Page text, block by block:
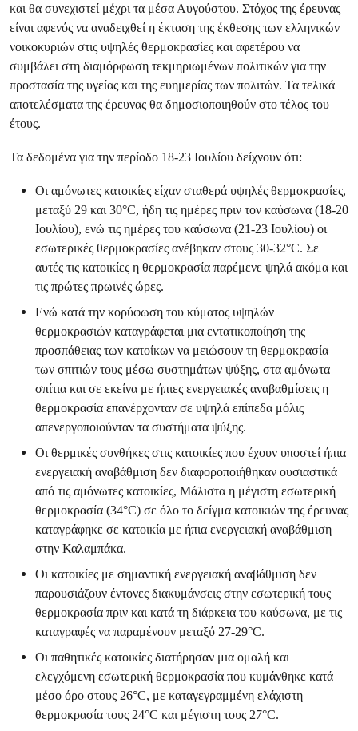
και θα συνεχιστεί μέχρι τα μέσα Αυγούστου. Στόχος της έρευνας
είναι αφενός να αναδειχθεί η έκταση της έκθεσης των ελληνικών
νοικοκυριών στις υψηλές θερμοκρασίες και αφετέρου να
συμβάλει στη διαμόρφωση τεκμηριωμένων πολιτικών για την
προστασία της υγείας και της ευημερίας των πολιτών. Τα τελικά
αποτελέσματα της έρευνας θα δημοσιοποιηθούν στο τέλος του
έτους.
Τα δεδομένα για την περίοδο 18-23 Ιουλίου δείχνουν ότι:
Οι αμόνωτες κατοικίες είχαν σταθερά υψηλές θερμοκρασίες,
μεταξύ 29 και 30°C, ήδη τις ημέρες πριν τον καύσωνα (18-20
Ιουλίου), ενώ τις ημέρες του καύσωνα (21-23 Ιουλίου) οι
εσωτερικές θερμοκρασίες ανέβηκαν στους 30-32°C. Σε
αυτές τις κατοικίες η θερμοκρασία παρέμενε ψηλά ακόμα και
τις πρώτες πρωινές ώρες.
Ενώ κατά την κορύφωση του κύματος υψηλών
θερμοκρασιών καταγράφεται μια εντατικοποίηση της
προσπάθειας των κατοίκων να μειώσουν τη θερμοκρασία
των σπιτιών τους μέσω συστημάτων ψύξης, στα αμόνωτα
σπίτια και σε εκείνα με ήπιες ενεργειακές αναβαθμίσεις η
θερμοκρασία επανέρχονταν σε υψηλά επίπεδα μόλις
απενεργοποιούνταν τα συστήματα ψύξης.
Οι θερμικές συνθήκες στις κατοικίες που έχουν υποστεί ήπια
ενεργειακή αναβάθμιση δεν διαφοροποιήθηκαν ουσιαστικά
από τις αμόνωτες κατοικίες, Μάλιστα η μέγιστη εσωτερική
θερμοκρασία (34°C) σε όλο το δείγμα κατοικιών της έρευνας
καταγράφηκε σε κατοικία με ήπια ενεργειακή αναβάθμιση
στην Καλαμπάκα.
Οι κατοικίες με σημαντική ενεργειακή αναβάθμιση δεν
παρουσιάζουν έντονες διακυμάνσεις στην εσωτερική τους
θερμοκρασία πριν και κατά τη διάρκεια του καύσωνα, με τις
καταγραφές να παραμένουν μεταξύ 27-29°C.
Οι παθητικές κατοικίες διατήρησαν μια ομαλή και
ελεγχόμενη εσωτερική θερμοκρασία που κυμάνθηκε κατά
μέσο όρο στους 26°C, με καταγεγραμμένη ελάχιστη
θερμοκρασία τους 24°C και μέγιστη τους 27°C.